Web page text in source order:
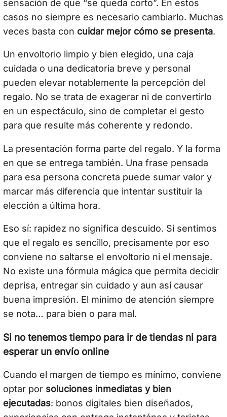
sensación de que “se queda corto”. En estos
casos no siempre es necesario cambiarlo. Muchas
veces basta con cuidar mejor cómo se presenta.
Un envoltorio limpio y bien elegido, una caja
cuidada o una dedicatoria breve y personal
pueden elevar notablemente la percepción del
regalo. No se trata de exagerar ni de convertirlo
en un espectáculo, sino de completar el gesto
para que resulte más coherente y redondo.
La presentación forma parte del regalo. Y la forma
en que se entrega también. Una frase pensada
para esa persona concreta puede sumar valor y
marcar más diferencia que intentar sustituir la
elección a última hora.
Eso sí: rapidez no significa descuido. Si sentimos
que el regalo es sencillo, precisamente por eso
conviene no saltarse el envoltorio ni el mensaje.
No existe una fórmula mágica que permita decidir
deprisa, entregar sin cuidado y aun así causar
buena impresión. El mínimo de atención siempre
se nota… para bien o para mal.
Si no tenemos tiempo para ir de tiendas ni para
esperar un envío online
Cuando el margen de tiempo es mínimo, conviene
optar por soluciones inmediatas y bien
ejecutadas: bonos digitales bien diseñados,